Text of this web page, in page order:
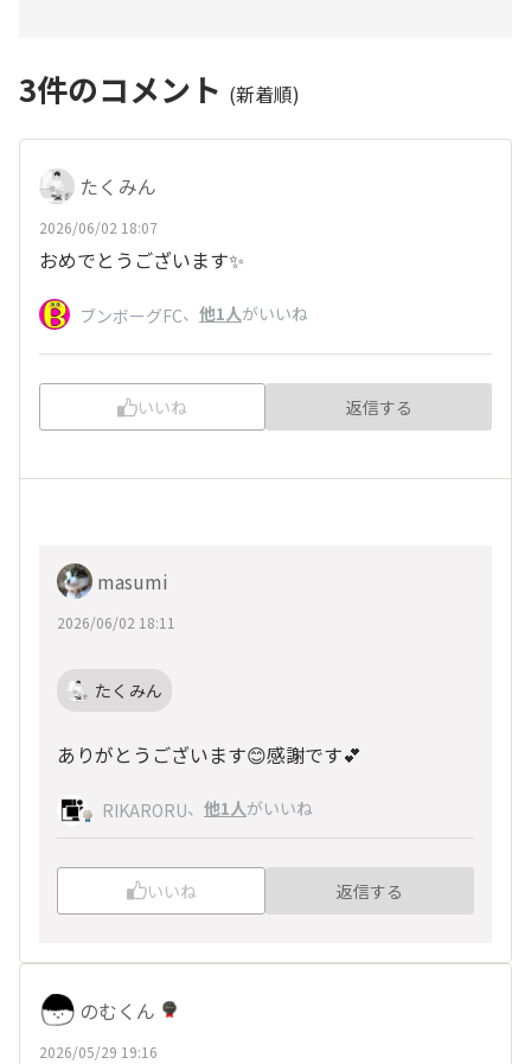
3件のコメント (新着順)
たくみん
2026/06/02 18:07
おめでとうございます✨
ブンボーグFC、 他1人がいいね
いいね 返信する
masumi
2026/06/02 18:11
たくみん
ありがとうございます😊感謝です💕
RIKARORU、 他1人がいいね
いいね 返信する
のむくん
2026/05/29 19:16